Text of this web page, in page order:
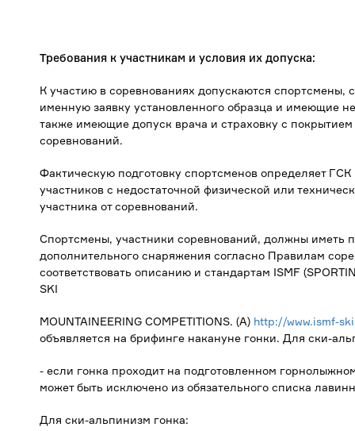
Требования к участникам и условия их допуска:
К участию в соревнованиях допускаются
именную заявку установленного образца и имеющие
также имеющие допуск врача и страховку с
соревнований.
Фактическую подготовку спортсменов определяет
участников с недостаточной физической или
участника от соревнований.
Спортсмены, участники соревнований, должны иметь
дополнительного снаряжения согласно Правилам
соответствовать описанию и стандартам ISMF
SKI
MOUNTAINEERING COMPETITIONS. (A) http://www.ismf-
объявляется на брифинге накануне гонки. Для ски-
- если гонка проходит на подготовленном
может быть исключено из обязательного списка
Для ски-альпинизм гонка: